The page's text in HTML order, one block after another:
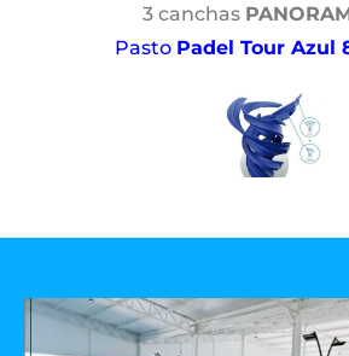
3 canchas
Pasto Padel Tour Azul